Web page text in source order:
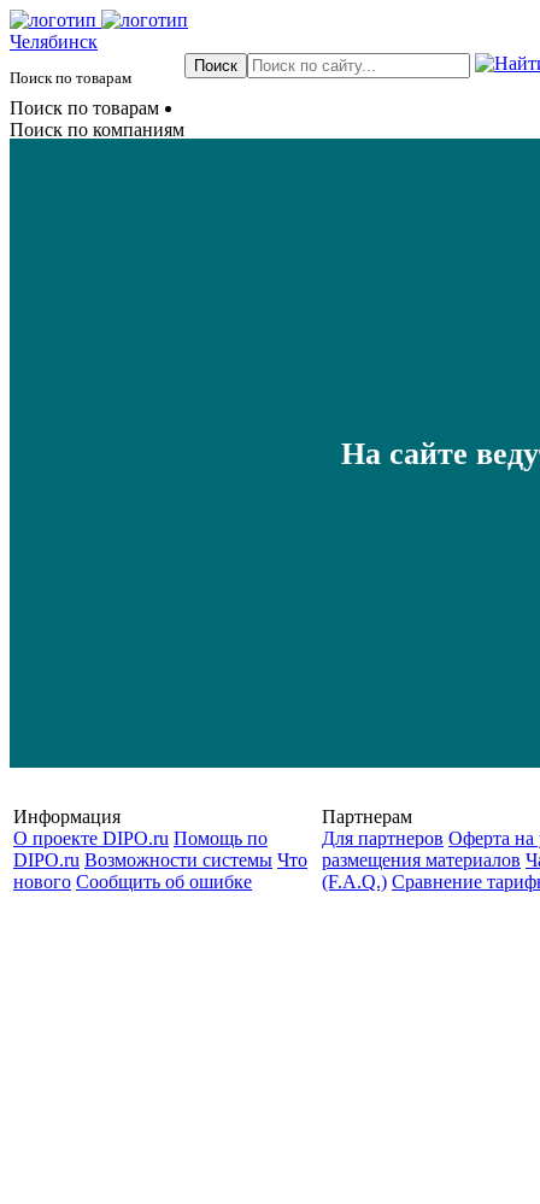
Челябинск
Поиск по товарам
Поиск по товарам
Поиск по компаниям
На сайте
Информация
О проекте DIPO.ru Помощь по
DIPO.ru Возможности системы Что
нового Сообщить об ошибке
Партнерам
Для партнеров Оферта на
размещения материалов
(F.A.Q.) Cравнение